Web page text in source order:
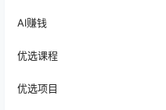
AI赚钱
优选课程
优选项目